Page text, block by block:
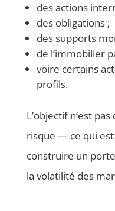
des actions
des obligations ;
des supports
de l’immobilier
voire certains
profils.
L’objectif n’est
risque — ce qui
construire un
la volatilité des